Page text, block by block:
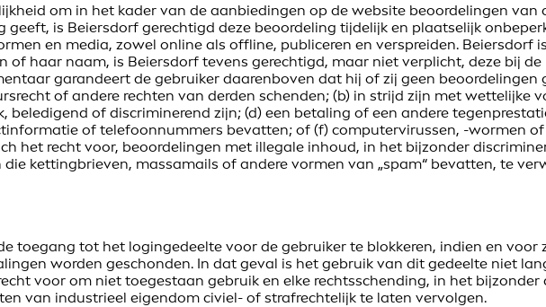
om in het kader van de aanbiedingen op de website beoordelingen
geeft, is Beiersdorf gerechtigd deze beoordeling tijdelijk en plaatselijk
en media, zowel online als offline, publiceren en verspreiden. Beiersdorf
of haar naam, is Beiersdorf tevens gerechtigd, maar niet verplicht, deze bij
garandeert de gebruiker daarenboven dat hij of zij geen
of andere rechten van derden schenden; (b) in strijd zijn met wettelijke
of discriminerend zijn; (d) een betaling of een andere
of telefoonnummers bevatten; of (f) computervirussen, -wormen
het recht voor, beoordelingen met illegale inhoud, in het bijzonder
kettingbrieven, massamails of andere vormen van „spam“ bevatten, te
toegang tot het logingedeelte voor de gebruiker te blokkeren, indien en voor
worden geschonden. In dat geval is het gebruik van dit gedeelte niet
voor om niet toegestaan gebruik en elke rechtsschending, in het
van industrieel eigendom civiel- of strafrechtelijk te laten vervolgen.